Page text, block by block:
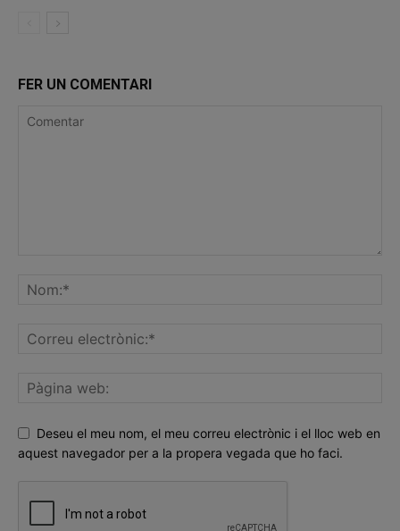
FER UN COMENTARI
Deseu el meu nom, el meu correu electrònic i el lloc web en
aquest navegador per a la propera vegada que ho faci.